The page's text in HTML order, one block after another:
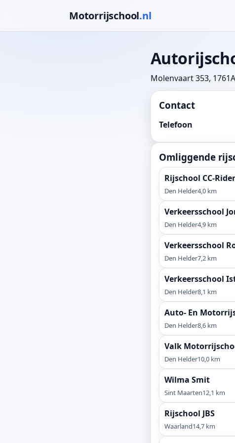
Motorrijschool.nl
Molenvaart 353,
Contact
Telefoon
Omliggende
Rijschool CC-Rider
Den Helder4,0 km
Verkeersschool
Den Helder4,9 km
Verkeersschool
Den Helder7,2 km
Verkeersschool
Den Helder8,1 km
Auto- En
Den Helder8,6 km
Valk
Den Helder10,0 km
Wilma Smit
Sint Maarten12,1 km
Rijschool JBS
Waarland14,7 km